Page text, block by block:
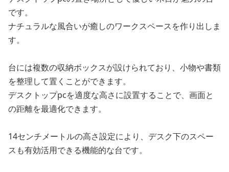
です。
ナチュラルな風合いが癒しのワークスペースを作り出しま
す。
台には複数の収納ボックスが設けられており、小物や書類
を整理して置くことができます。
デスクトップpcを適度な高さに設置することで、画面と
の距離を最適化できます。
14センチメートルの高さ設定により、デスク下のスペー
スも有効活用できる機能的な台です。